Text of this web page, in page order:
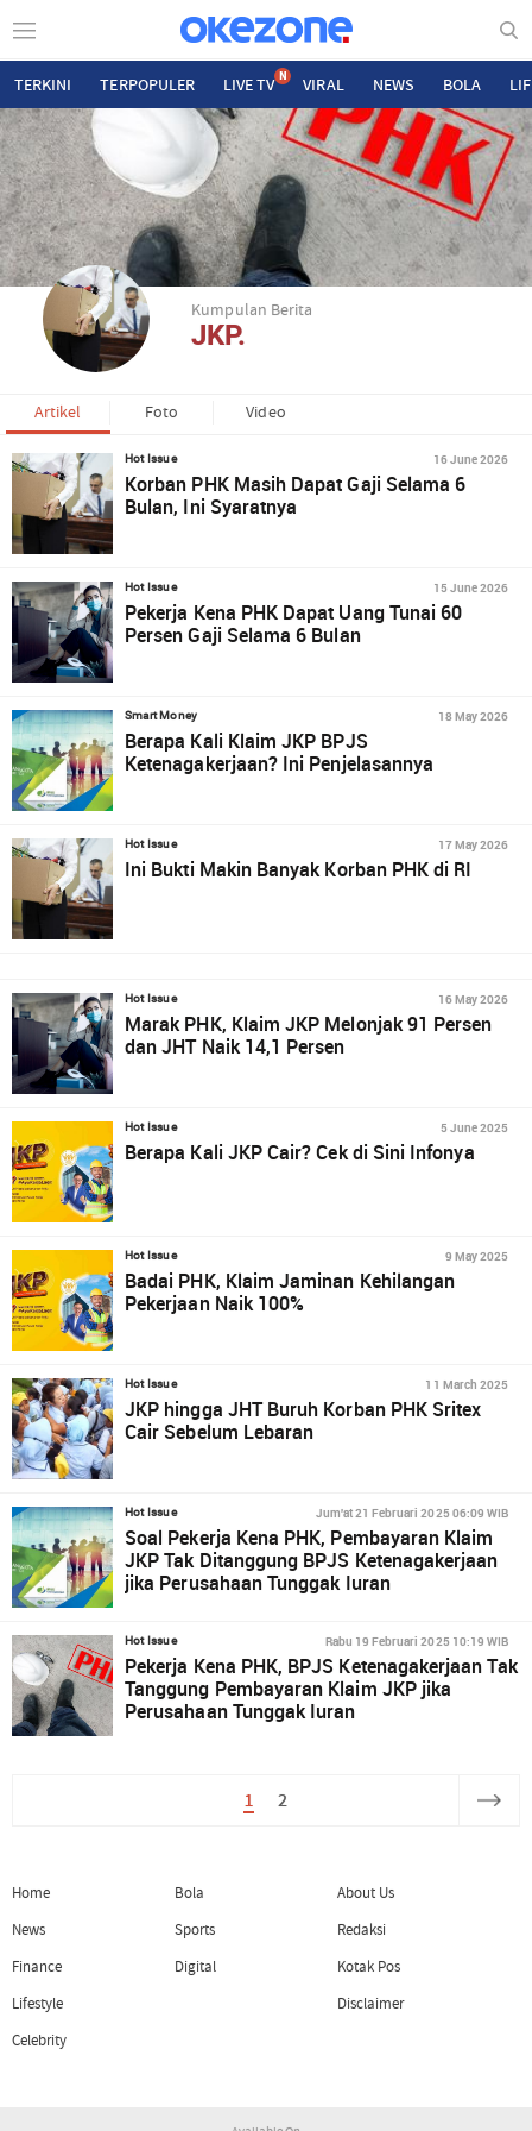
TERKINI TERPOPULER LIVE TV N VIRAL NEWS BOLA
Kumpulan Berita
JKP.
Artikel Foto Video
Hot Issue 16 June 2026
Korban PHK Masih Dapat Gaji Selama 6
Bulan, Ini Syaratnya
Hot Issue 15 June 2026
Pekerja Kena PHK Dapat Uang Tunai 60
Persen Gaji Selama 6 Bulan
Smart Money 18 May 2026
Berapa Kali Klaim JKP BPJS
Ketenagakerjaan? Ini Penjelasannya
Hot Issue 17 May 2026
Ini Bukti Makin Banyak Korban PHK di RI
Hot Issue 16 May 2026
Marak PHK, Klaim JKP Melonjak 91 Persen
dan JHT Naik 14,1 Persen
Hot Issue 5 June 2025
Berapa Kali JKP Cair? Cek di Sini Infonya
Hot Issue 9 May 2025
Badai PHK, Klaim Jaminan Kehilangan
Pekerjaan Naik 100%
Hot Issue 11 March 2025
JKP hingga JHT Buruh Korban PHK Sritex
Cair Sebelum Lebaran
Hot Issue Jum'at 21 Februari 2025 06:09 WIB
Soal Pekerja Kena PHK, Pembayaran Klaim
JKP Tak Ditanggung BPJS Ketenagakerjaan
jika Perusahaan Tunggak Iuran
Hot Issue Rabu 19 Februari 2025 10:19 WIB
Pekerja Kena PHK, BPJS Ketenagakerjaan Tak
Tanggung Pembayaran Klaim JKP jika
Perusahaan Tunggak Iuran
1 2
Home
News
Finance
Lifestyle
Celebrity
Bola
Sports
Digital
About Us
Redaksi
Kotak Pos
Disclaimer